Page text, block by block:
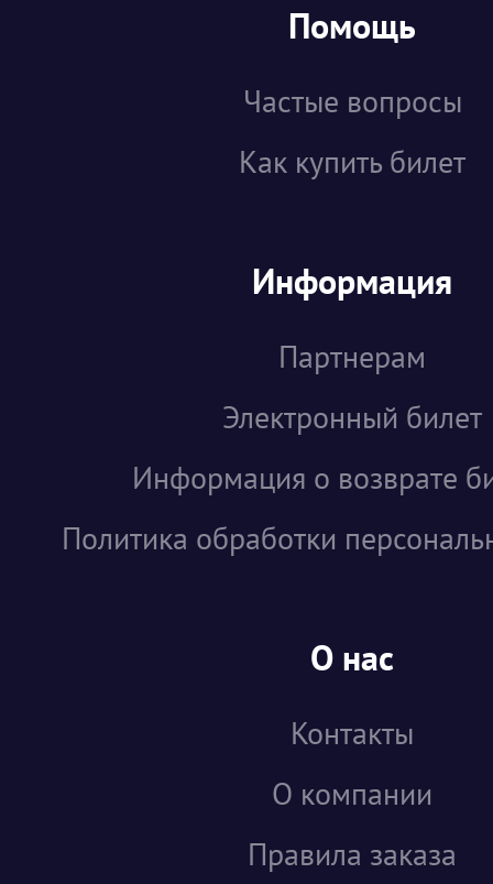
Помощь
Частые вопросы
Как купить билет
Информация
Партнерам
Электронный билет
Информация о возврате
Политика обработки
О нас
Контакты
О компании
Правила заказа